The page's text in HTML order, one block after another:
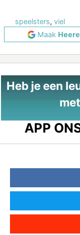
speelsters, viel
Maak
Heb je een
APP